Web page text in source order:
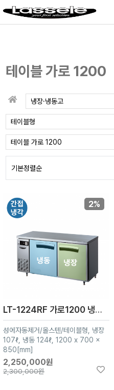
테이블 가로 1200
2%
LT-1224RF 가로1200 냉장1칸 냉동1칸
성에자동제거/올스텐/테이블형, 냉장
107ℓ, 냉동 124ℓ, 1200 x 700 x
850[mm]
2,250,000원
2,300,000원